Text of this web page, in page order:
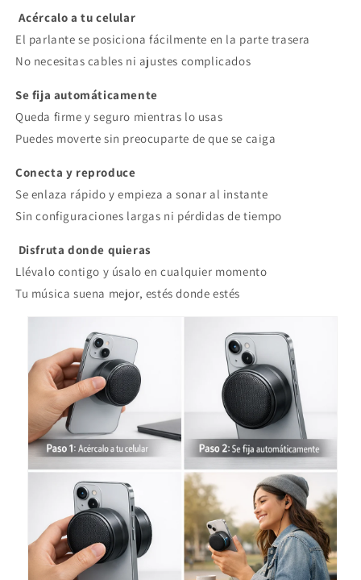
Acércalo a tu celular
El parlante se posiciona fácilmente en la parte trasera
No necesitas cables ni ajustes complicados
Se fija automáticamente
Queda firme y seguro mientras lo usas
Puedes moverte sin preocuparte de que se caiga
Conecta y reproduce
Se enlaza rápido y empieza a sonar al instante
Sin configuraciones largas ni pérdidas de tiempo
Disfruta donde quieras
Llévalo contigo y úsalo en cualquier momento
Tu música suena mejor, estés donde estés